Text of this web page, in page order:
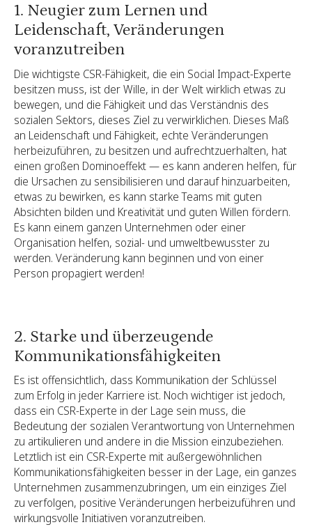
1. Neugier zum Lernen und
Leidenschaft, Veränderungen
voranzutreiben
Die wichtigste CSR-Fähigkeit, die ein Social Impact-Experte
besitzen muss, ist der Wille, in der Welt wirklich etwas zu
bewegen, und die Fähigkeit und das Verständnis des
sozialen Sektors, dieses Ziel zu verwirklichen. Dieses Maß
an Leidenschaft und Fähigkeit, echte Veränderungen
herbeizuführen, zu besitzen und aufrechtzuerhalten, hat
einen großen Dominoeffekt — es kann anderen helfen, für
die Ursachen zu sensibilisieren und darauf hinzuarbeiten,
etwas zu bewirken, es kann starke Teams mit guten
Absichten bilden und Kreativität und guten Willen fördern.
Es kann einem ganzen Unternehmen oder einer
Organisation helfen, sozial- und umweltbewusster zu
werden. Veränderung kann beginnen und von einer
Person propagiert werden!
2. Starke und überzeugende
Kommunikationsfähigkeiten
Es ist offensichtlich, dass Kommunikation der Schlüssel
zum Erfolg in jeder Karriere ist. Noch wichtiger ist jedoch,
dass ein CSR-Experte in der Lage sein muss, die
Bedeutung der sozialen Verantwortung von Unternehmen
zu artikulieren und andere in die Mission einzubeziehen.
Letztlich ist ein CSR-Experte mit außergewöhnlichen
Kommunikationsfähigkeiten besser in der Lage, ein ganzes
Unternehmen zusammenzubringen, um ein einziges Ziel
zu verfolgen, positive Veränderungen herbeizuführen und
wirkungsvolle Initiativen voranzutreiben.